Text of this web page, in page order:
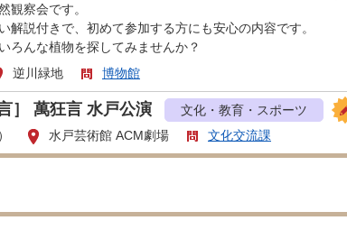
観察会です。
解説付きで、初めて参加する方にも安心の内容です。
ろんな植物を探してみませんか？
逆川緑地 博物館
］ 萬狂言 水戸公演
文化・教育・スポーツ
水戸芸術館 ACM劇場 文化交流課